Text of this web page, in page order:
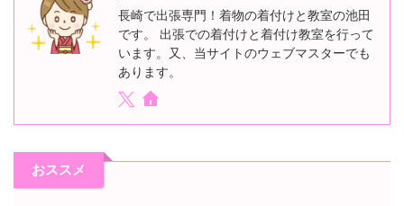
長崎で出張専門！着物の着付けと教室の池田
です。 出張での着付けと着付け教室を行って
います。又、当サイトのウェブマスターでも
あります。
おススメ